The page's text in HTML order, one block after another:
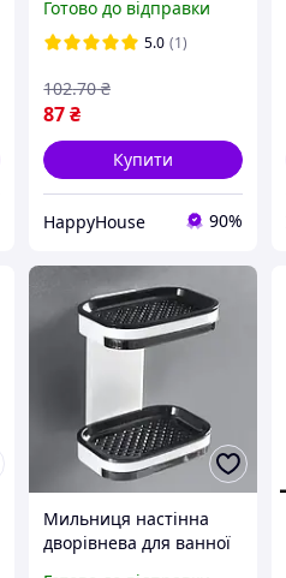
Готово до відправки
5.0 (1)
87₴
102.70 ₴
Купити
HappyHouse 90%
Мильниця настінна
дворівнева для ванної